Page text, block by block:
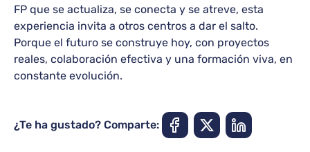
FP que se actualiza, se conecta y se atreve, esta
experiencia invita a otros centros a dar el salto.
Porque el futuro se construye hoy, con proyectos
reales, colaboración efectiva y una formación viva, en
constante evolución.
¿Te ha gustado? Comparte: